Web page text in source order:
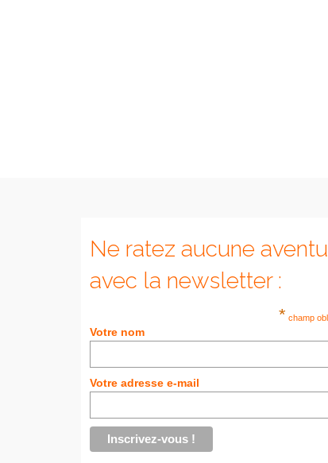
Ne ratez aucune
avec la newsletter :
* champ
Votre nom
Votre adresse e-mail